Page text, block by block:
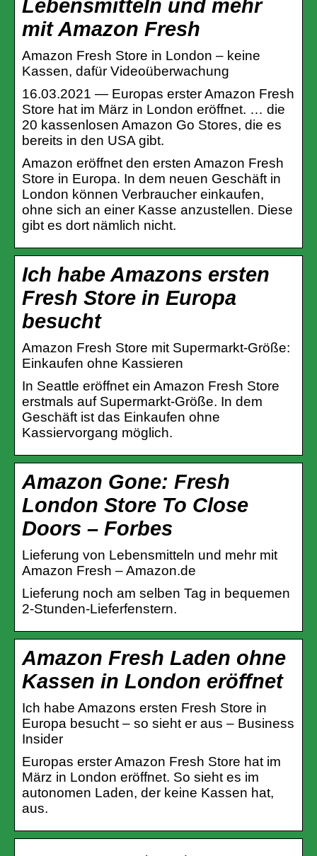
Lebensmitteln und mehr
mit Amazon Fresh
Amazon Fresh Store in London – keine
Kassen, dafür Videoüberwachung
16.03.2021 — Europas erster Amazon Fresh
Store hat im März in London eröffnet. … die
20 kassenlosen Amazon Go Stores, die es
bereits in den USA gibt.
Amazon eröffnet den ersten Amazon Fresh
Store in Europa. In dem neuen Geschäft in
London können Verbraucher einkaufen,
ohne sich an einer Kasse anzustellen. Diese
gibt es dort nämlich nicht.
Ich habe Amazons ersten
Fresh Store in Europa
besucht
Amazon Fresh Store mit Supermarkt-Größe:
Einkaufen ohne Kassieren
In Seattle eröffnet ein Amazon Fresh Store
erstmals auf Supermarkt-Größe. In dem
Geschäft ist das Einkaufen ohne
Kassiervorgang möglich.
Amazon Gone: Fresh
London Store To Close
Doors – Forbes
Lieferung von Lebensmitteln und mehr mit
Amazon Fresh – Amazon.de
Lieferung noch am selben Tag in bequemen
2-Stunden-Lieferfenstern.
Amazon Fresh Laden ohne
Kassen in London eröffnet
Ich habe Amazons ersten Fresh Store in
Europa besucht – so sieht er aus – Business
Insider
Europas erster Amazon Fresh Store hat im
März in London eröffnet. So sieht es im
autonomen Laden, der keine Kassen hat,
aus.